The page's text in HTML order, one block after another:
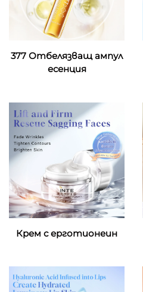
377 Отбелязващ ампул
есенция
Крем с ерготионеин